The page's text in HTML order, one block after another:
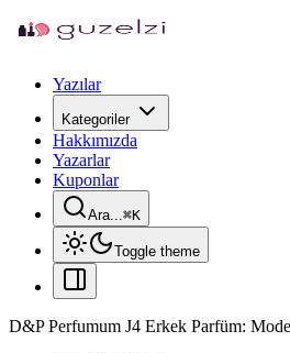
Yazılar
Kategoriler
Hakkımızda
Yazarlar
Kuponlar
Ara...⌘K
Toggle theme
D&P Perfumum J4 Erkek Parfüm: